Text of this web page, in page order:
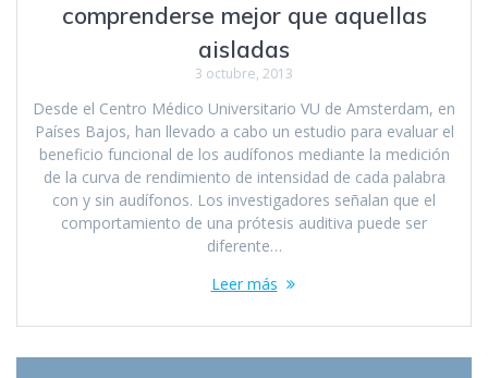
comprenderse mejor que aquellas
aisladas
3 octubre, 2013
Desde el Centro Médico Universitario VU de Amsterdam, en
Países Bajos, han llevado a cabo un estudio para evaluar el
beneficio funcional de los audífonos mediante la medición
de la curva de rendimiento de intensidad de cada palabra
con y sin audífonos. Los investigadores señalan que el
comportamiento de una prótesis auditiva puede ser
diferente…
Leer más